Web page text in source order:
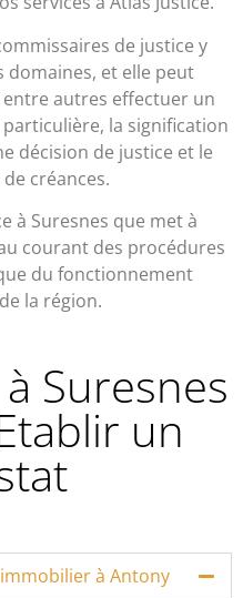
de justice y
et elle peut
autres effectuer un
la signification
décision de justice et le
créances.
à Suresnes que met à
courant des procédures
du fonctionnement
la région.
Suresnes
un
à Antony